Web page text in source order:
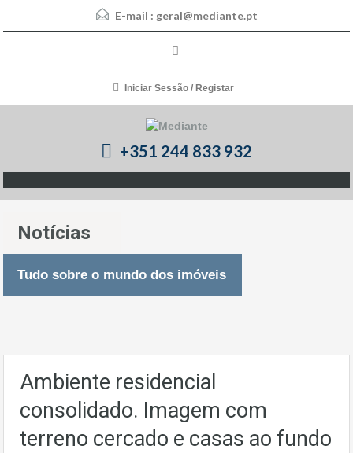
E-mail : geral@mediante.pt
Iniciar Sessão / Registar
+351 244 833 932
Notícias
Tudo sobre o mundo dos imóveis
Ambiente residencial
consolidado. Imagem com
terreno cercado e casas ao fundo